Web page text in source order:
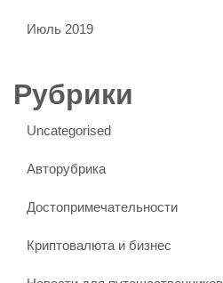
Июль 2019
Рубрики
Uncategorised
Авторубрика
Достопримечательности
Криптовалюта и бизнес